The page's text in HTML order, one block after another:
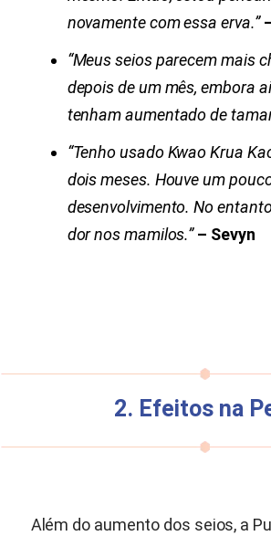
novamente com essa erva.”
“Meus seios parecem mais
depois de um mês, embora
tenham aumentado de
“Tenho usado Kwao Krua
dois meses. Houve um
desenvolvimento. No
dor nos mamilos.”– Sevyn
2. Efeitos na
Além do aumento dos seios, a